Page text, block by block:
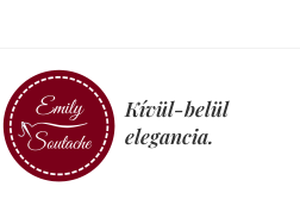
Kívül-belül
elegancia.